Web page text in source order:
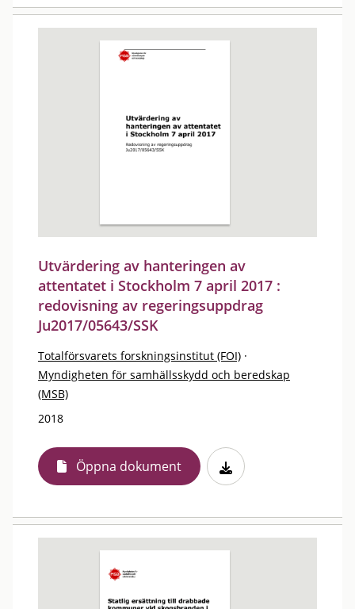
Utvärdering av hanteringen av
attentatet i Stockholm 7 april 2017 :
redovisning av regeringsuppdrag
Ju2017/05643/SSK
Totalförsvarets forskningsinstitut (FOI) ·
Myndigheten för samhällsskydd och beredskap
(MSB)
2018
Öppna dokument